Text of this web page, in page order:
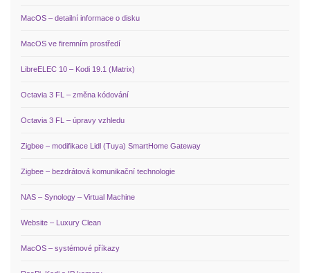
MacOS – detailní informace o disku
MacOS ve firemním prostředí
LibreELEC 10 – Kodi 19.1 (Matrix)
Octavia 3 FL – změna kódování
Octavia 3 FL – úpravy vzhledu
Zigbee – modifikace Lidl (Tuya) SmartHome Gateway
Zigbee – bezdrátová komunikační technologie
NAS – Synology – Virtual Machine
Website – Luxury Clean
MacOS – systémové příkazy